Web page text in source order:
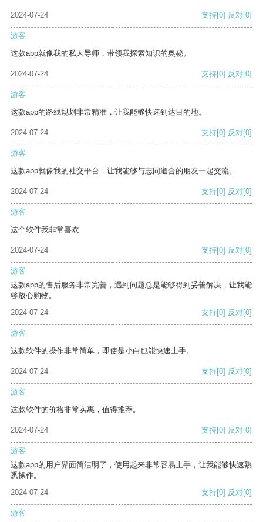
2024-07-24 支持[0] 反对[0]
游客
这款app就像我的私人导师，带领我探索知识的奥秘。
2024-07-24 支持[0] 反对[0]
游客
这款app的路线规划非常精准，让我能够快速到达目的地。
2024-07-24 支持[0] 反对[0]
游客
这款app就像我的社交平台，让我能够与志同道合的朋友一起交流。
2024-07-24 支持[0] 反对[0]
游客
这个软件我非常喜欢
2024-07-24 支持[0] 反对[0]
游客
这款app的售后服务非常完善，遇到问题总是能够得到妥善解决，让我能
够放心购物。
2024-07-24
支持[0] 反对[0]
游客
这款软件的操作非常简单，即使是小白也能快速上手。
2024-07-24 支持[0] 反对[0]
游客
这款软件的价格非常实惠，值得推荐。
2024-07-24 支持[0] 反对[0]
游客
这款app的用户界面简洁明了，使用起来非常容易上手，让我能够快速熟
悉操作。
2024-07-24
支持[0] 反对[0]
游客